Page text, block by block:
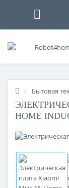
Бытовая
HOME